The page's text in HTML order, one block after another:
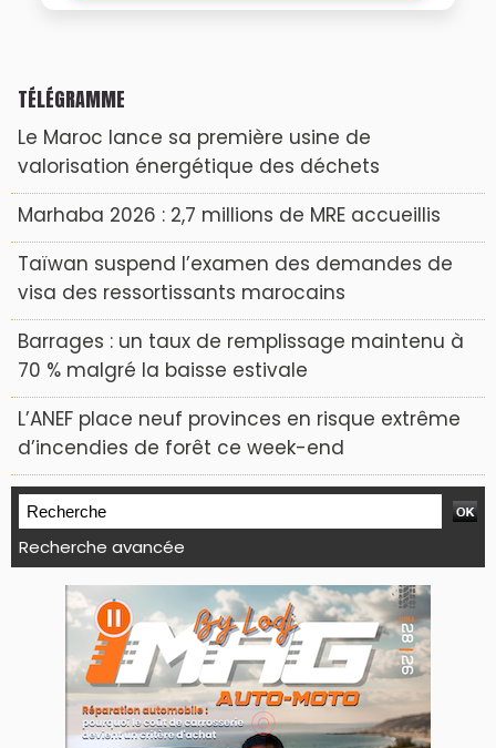
TÉLÉGRAMME
Le Maroc lance sa première usine de
valorisation énergétique des déchets
Marhaba 2026 : 2,7 millions de MRE accueillis
Taïwan suspend l’examen des demandes de
visa des ressortissants marocains
Barrages : un taux de remplissage maintenu à
70 % malgré la baisse estivale
L’ANEF place neuf provinces en risque extrême
d’incendies de forêt ce week-end
Recherche avancée